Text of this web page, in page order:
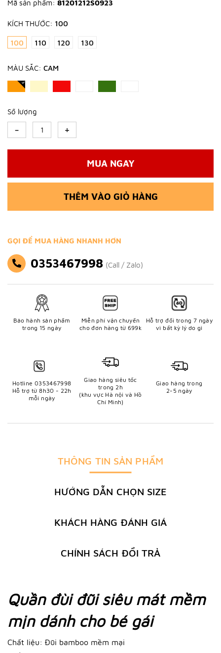
Mã sản phẩm: 81201212S0923
KÍCH THƯỚC: 100
100 110 120 130
MÀU SẮC: CAM
Số lượng
- +
MUA NGAY
THÊM VÀO GIỎ HÀNG
GỌI ĐỂ MUA HÀNG NHANH HƠN
0353467998 (Call / Zalo)
Bảo hành sản phẩm
trong 15 ngày
Miễn phí vận chuyển
cho đơn hàng từ 699k
Hỗ trợ đổi trong 7 ngày
vì bất kỳ lý do gì
Hotline 0353467998
Hỗ trợ từ 8h30 - 22h
mỗi ngày
Giao hàng siêu tốc
trong 2h
(khu vực Hà nội và Hồ
Chí Minh)
Giao hàng trong
2-5 ngày
THÔNG TIN SẢN PHẨM
HƯỚNG DẪN CHỌN SIZE
KHÁCH HÀNG ĐÁNH GIÁ
CHÍNH SÁCH ĐỔI TRẢ
Quần đùi đũi siêu mát mềm
mịn dánh cho bé gái
Chất liệu: Đũi bamboo mềm mại